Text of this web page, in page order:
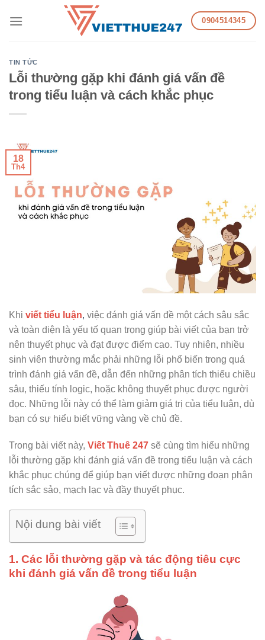
0904514345
TIN TỨC
Lỗi thường gặp khi đánh giá vấn đề
trong tiểu luận và cách khắc phục
18
Th4
Khi viết tiểu luận, việc đánh giá vấn đề một cách sâu sắc
và toàn diện là yếu tố quan trọng giúp bài viết của bạn trở
nên thuyết phục và đạt được điểm cao. Tuy nhiên, nhiều
sinh viên thường mắc phải những lỗi phổ biến trong quá
trình đánh giá vấn đề, dẫn đến những phân tích thiếu chiều
sâu, thiếu tính logic, hoặc không thuyết phục được người
đọc. Những lỗi này có thể làm giảm giá trị của tiểu luận, dù
bạn có sự hiểu biết vững vàng về chủ đề.
Trong bài viết này, Viết Thuê 247 sẽ cùng tìm hiểu những
lỗi thường gặp khi đánh giá vấn đề trong tiểu luận và cách
khắc phục chúng để giúp bạn viết được những đoạn phân
tích sắc sảo, mạch lạc và đầy thuyết phục.
Nội dung bài viết
1. Các lỗi thường gặp và tác động tiêu cực
khi đánh giá vấn đề trong tiểu luận